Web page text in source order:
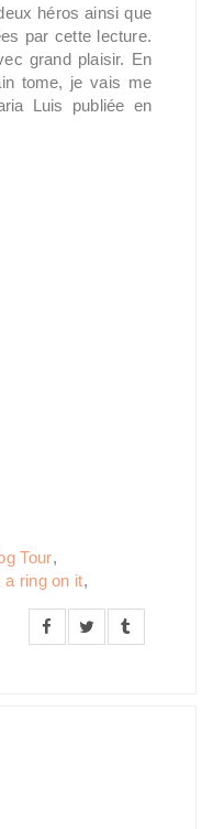
héros ainsi que
par cette lecture.
grand plaisir. En
tome, je vais me
Luis publiée en
Tour,
a ring on it,